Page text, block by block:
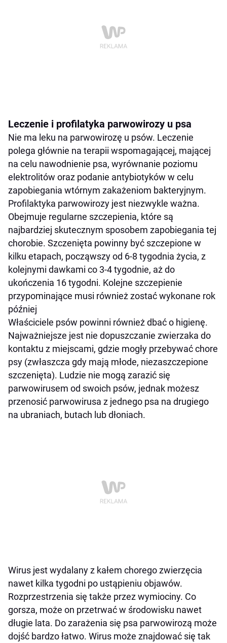
Leczenie i profilatyka parwowirozy u psa
Nie ma leku na parwowirozę u psów. Leczenie
polega głównie na terapii wspomagającej, mającej
na celu nawodnienie psa, wyrównanie poziomu
elektrolitów oraz podanie antybiotyków w celu
zapobiegania wtórnym zakażeniom bakteryjnym.
Profilaktyka parwowirozy jest niezwykle ważna.
Obejmuje regularne szczepienia, które są
najbardziej skutecznym sposobem zapobiegania tej
chorobie. Szczenięta powinny być szczepione w
kilku etapach, począwszy od 6-8 tygodnia życia, z
kolejnymi dawkami co 3-4 tygodnie, aż do
ukończenia 16 tygodni. Kolejne szczepienie
przypominające musi również zostać wykonane rok
później
Właściciele psów powinni również dbać o higienę.
Najważniejsze jest nie dopuszczanie zwierzaka do
kontaktu z miejscami, gdzie mogły przebywać chore
psy (zwłaszcza gdy mają młode, niezaszczepione
szczenięta). Ludzie nie mogą zarazić się
parwowirusem od swoich psów, jednak możesz
przenosić parwowirusa z jednego psa na drugiego
na ubraniach, butach lub dłoniach.
Wirus jest wydalany z kałem chorego zwierzęcia
nawet kilka tygodni po ustąpieniu objawów.
Rozprzestrzenia się także przez wymiociny. Co
gorsza, może on przetrwać w środowisku nawet
długie lata. Do zarażenia się psa parwowirozą może
dojść bardzo łatwo. Wirus może znajdować się tak